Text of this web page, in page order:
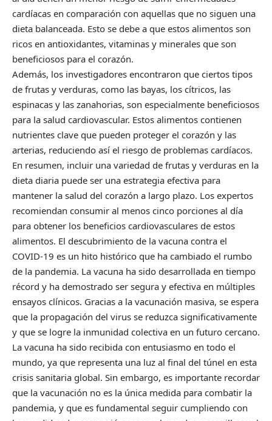
cardíacas en comparación con aquellas que no siguen una
dieta balanceada. Esto se debe a que estos alimentos son
ricos en antioxidantes, vitaminas y minerales que son
beneficiosos para el corazón.
Además, los investigadores encontraron que ciertos tipos
de frutas y verduras, como las bayas, los cítricos, las
espinacas y las zanahorias, son especialmente beneficiosos
para la salud cardiovascular. Estos alimentos contienen
nutrientes clave que pueden proteger el corazón y las
arterias, reduciendo así el riesgo de problemas cardíacos.
En resumen, incluir una variedad de frutas y verduras en la
dieta diaria puede ser una estrategia efectiva para
mantener la salud del corazón a largo plazo. Los expertos
recomiendan consumir al menos cinco porciones al día
para obtener los beneficios cardiovasculares de estos
alimentos. El descubrimiento de la vacuna contra el
COVID-19 es un hito histórico que ha cambiado el rumbo
de la pandemia. La vacuna ha sido desarrollada en tiempo
récord y ha demostrado ser segura y efectiva en múltiples
ensayos clínicos. Gracias a la vacunación masiva, se espera
que la propagación del virus se reduzca significativamente
y que se logre la inmunidad colectiva en un futuro cercano.
La vacuna ha sido recibida con entusiasmo en todo el
mundo, ya que representa una luz al final del túnel en esta
crisis sanitaria global. Sin embargo, es importante recordar
que la vacunación no es la única medida para combatir la
pandemia, y que es fundamental seguir cumpliendo con